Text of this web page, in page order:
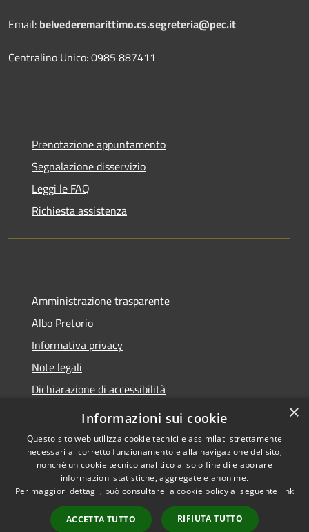
Email: belvederemarittimo.cs.segreteria@pec.it
Centralino Unico: 0985 887411
Prenotazione appuntamento
Segnalazione disservizio
Leggi le FAQ
Richiesta assistenza
Amministrazione trasparente
Albo Pretorio
Informativa privacy
Note legali
Dichiarazione di accessibilità
RSS
Accessibilità
Privacy
Mappa del sito
Copyright © 2026 • Comune di
Belvedere Marittimo •
Powered byMunicipium •
Accesso redazione
×
Informazioni sui cookie
Questo sito web utilizza cookie tecnici e assimilati strettamente
necessari al corretto funzionamento e alla navigazione del sito,
nonché un cookie tecnico analitico al solo fine di elaborare
informazioni statistiche, aggregate e anonime.
Per maggiori dettagli, può consultare la cookie policy al seguente link
ACCETTA TUTTO RIFIUTA TUTTO